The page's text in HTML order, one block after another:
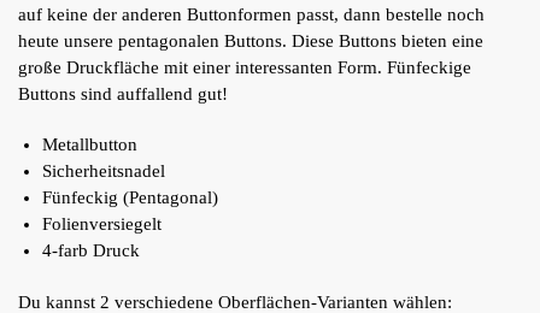
auf keine der anderen Buttonformen passt, dann bestelle noch
heute unsere pentagonalen Buttons. Diese Buttons bieten eine
große Druckfläche mit einer interessanten Form. Fünfeckige
Buttons sind auffallend gut!
Metallbutton
Sicherheitsnadel
Fünfeckig (Pentagonal)
Folienversiegelt
4-farb Druck
Du kannst 2 verschiedene Oberflächen-Varianten wählen: